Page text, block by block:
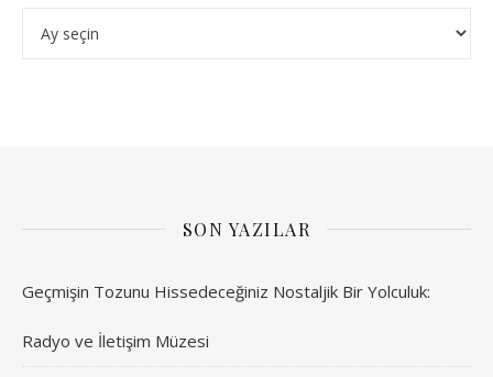
SON YAZILAR
Geçmişin Tozunu Hissedeceğiniz Nostaljik Bir Yolculuk:
Radyo ve İletişim Müzesi